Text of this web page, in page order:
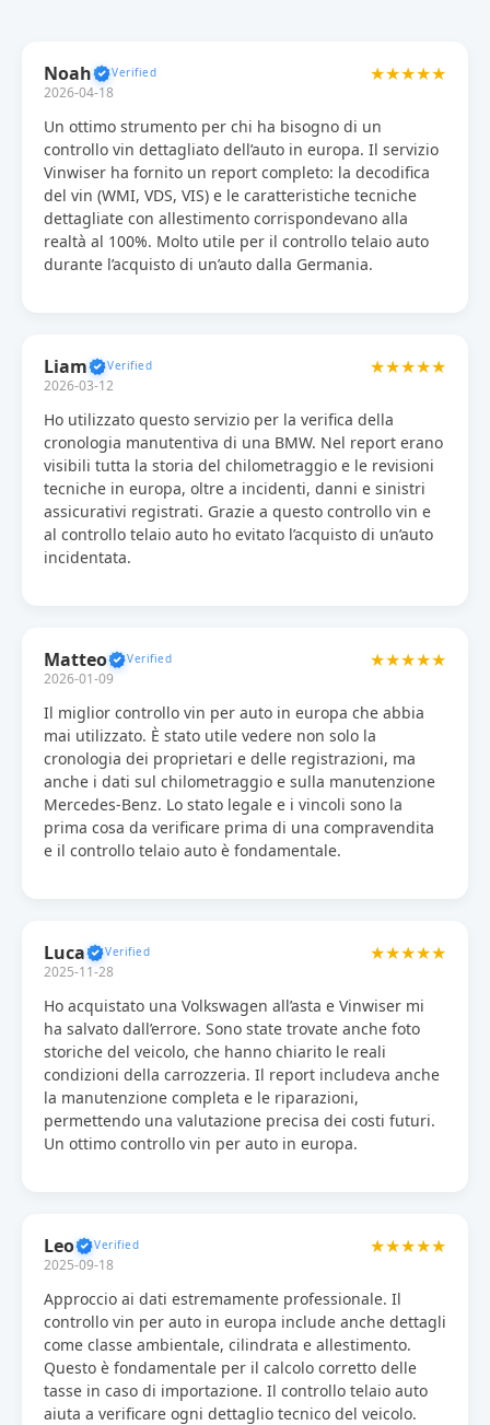
Noah
2026-04-18
★★★★★
Un ottimo strumento per chi ha bisogno di un
controllo vin dettagliato dell’auto in europa. Il servizio
Vinwiser ha fornito un report completo: la decodifica
del vin (WMI, VDS, VIS) e le caratteristiche tecniche
dettagliate con allestimento corrispondevano alla
realtà al 100%. Molto utile per il controllo telaio auto
durante l’acquisto di un’auto dalla Germania.
Liam
2026-03-12
★★★★★
Ho utilizzato questo servizio per la verifica della
cronologia manutentiva di una BMW. Nel report erano
visibili tutta la storia del chilometraggio e le revisioni
tecniche in europa, oltre a incidenti, danni e sinistri
assicurativi registrati. Grazie a questo controllo vin e
al controllo telaio auto ho evitato l’acquisto di un’auto
incidentata.
Matteo
2026-01-09
★★★★★
Il miglior controllo vin per auto in europa che abbia
mai utilizzato. È stato utile vedere non solo la
cronologia dei proprietari e delle registrazioni, ma
anche i dati sul chilometraggio e sulla manutenzione
Mercedes-Benz. Lo stato legale e i vincoli sono la
prima cosa da verificare prima di una compravendita
e il controllo telaio auto è fondamentale.
Luca
2025-11-28
★★★★★
Ho acquistato una Volkswagen all’asta e Vinwiser mi
ha salvato dall’errore. Sono state trovate anche foto
storiche del veicolo, che hanno chiarito le reali
condizioni della carrozzeria. Il report includeva anche
la manutenzione completa e le riparazioni,
permettendo una valutazione precisa dei costi futuri.
Un ottimo controllo vin per auto in europa.
Leo
2025-09-18
★★★★★
Approccio ai dati estremamente professionale. Il
controllo vin per auto in europa include anche dettagli
come classe ambientale, cilindrata e allestimento.
Questo è fondamentale per il calcolo corretto delle
tasse in caso di importazione. Il controllo telaio auto
aiuta a verificare ogni dettaglio tecnico del veicolo.